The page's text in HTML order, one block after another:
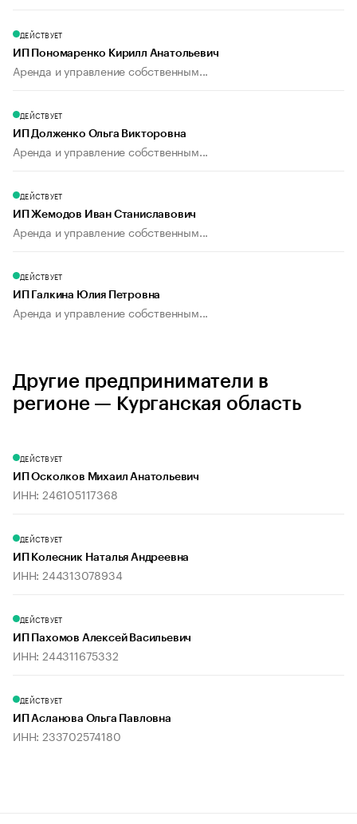
ДЕЙСТВУЕТ
ИП Пономаренко Кирилл Анатольевич
Аренда и управление собственным...
ДЕЙСТВУЕТ
ИП Долженко Ольга Викторовна
Аренда и управление собственным...
ДЕЙСТВУЕТ
ИП Жемодов Иван Станиславович
Аренда и управление собственным...
ДЕЙСТВУЕТ
ИП Галкина Юлия Петровна
Аренда и управление собственным...
Другие предприниматели в
регионе — Курганская область
ДЕЙСТВУЕТ
ИП Осколков Михаил Анатольевич
ИНН: 246105117368
ДЕЙСТВУЕТ
ИП Колесник Наталья Андреевна
ИНН: 244313078934
ДЕЙСТВУЕТ
ИП Пахомов Алексей Васильевич
ИНН: 244311675332
ДЕЙСТВУЕТ
ИП Асланова Ольга Павловна
ИНН: 233702574180